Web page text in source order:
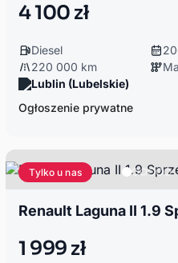
4 100 zł
Diesel
220 000 km
Lublin (Lubelskie)
Ogłoszenie prywatne
Tylko u nas
1 999 zł